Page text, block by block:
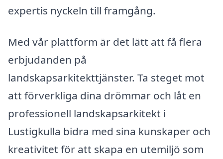
expertis nyckeln till framgång.
Med vår plattform är det lätt att få flera
erbjudanden på
landskapsarkitekttjänster. Ta steget mot
att förverkliga dina drömmar och låt en
professionell landskapsarkitekt i
Lustigkulla bidra med sina kunskaper och
kreativitet för att skapa en utemiljö som